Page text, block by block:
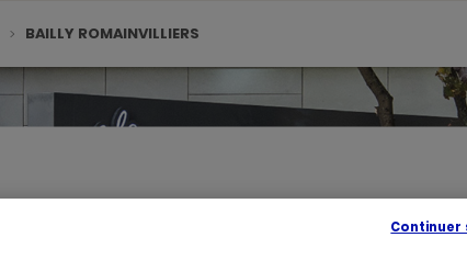
BAILLY ROMAINVILLIERS
Continuer